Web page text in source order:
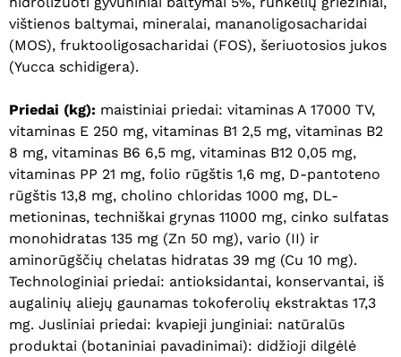
Eiti Į Parduotuvę
vištienos baltymai, mineralai, mananoligosacharidai
(MOS), fruktooligosacharidai (FOS), šeriuotosios jukos
(Yucca schidigera).
Priedai (kg): maistiniai priedai: vitaminas A 17000 TV,
vitaminas E 250 mg, vitaminas B1 2,5 mg, vitaminas B2
8 mg, vitaminas B6 6,5 mg, vitaminas B12 0,05 mg,
vitaminas PP 21 mg, folio rūgštis 1,6 mg, D-pantoteno
rūgštis 13,8 mg, cholino chloridas 1000 mg, DL-
metioninas, techniškai grynas 11000 mg, cinko sulfatas
monohidratas 135 mg (Zn 50 mg), vario (II) ir
aminorūgščių chelatas hidratas 39 mg (Cu 10 mg).
Technologiniai priedai: antioksidantai, konservantai, iš
augalinių aliejų gaunamas tokoferolių ekstraktas 17,3
mg. Jusliniai priedai: kvapieji junginiai: natūralūs
produktai (botaniniai pavadinimai): didžioji dilgėlė